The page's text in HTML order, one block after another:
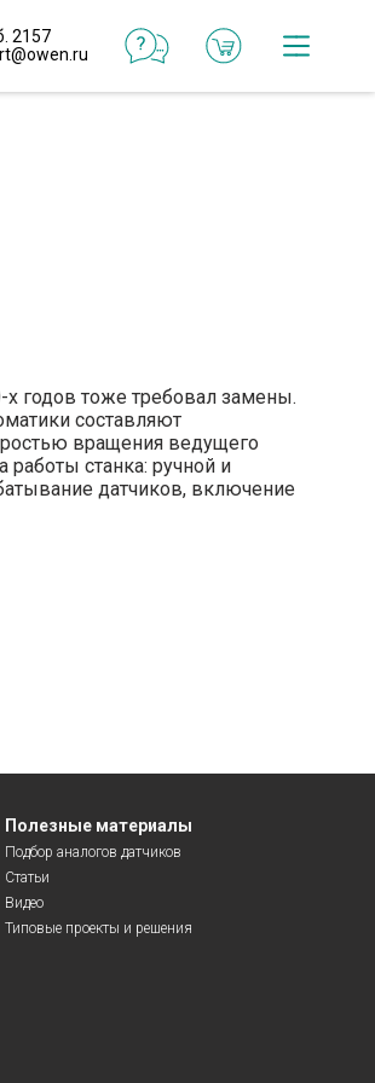
2157
годов тоже требовал замены.
составляют
вращения ведущего
станка: ручной и
датчиков, включение
Полезные материалы
Подбор аналогов датчиков
Статьи
Видео
Типовые проекты и решения